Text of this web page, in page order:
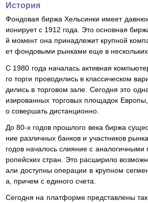
История
Фондовая биржа Хельсинки имеет
ионирует с 1912 года. Это основная
й момент она принадлежит крупной
ет фондовыми рынками еще в нескольких
С 1980 года началась активная
го торги проводились в классическом
дились в торговом зале. Сегодня это
изированных торговых площадок
о совершать дистанционно.
До 80-х годов прошлого века биржа
ние различных банков и участников
годов началось слияние с
ропейских стран. Это расширило
али доступны операции в крупном
а, причем с единого счета.
Сегодня на платформе представлены